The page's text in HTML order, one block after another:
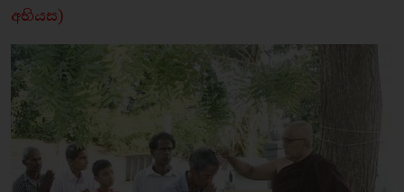
අභියස)